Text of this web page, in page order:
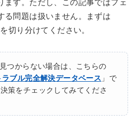
る問題は扱いません。まずは
切り分けてください。
つからない場合は、こちらの
ブル完全解決データベース 」で
策をチェックしてみてくださ